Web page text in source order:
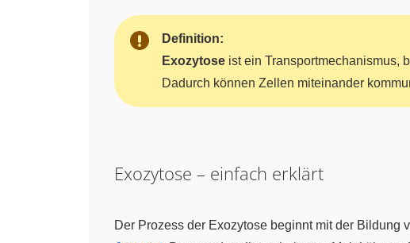
Definition:
Exozytose ist ein Transportmechanismus,
Dadurch können Zellen miteinander
Exozytose – einfach erklärt
Der Prozess der Exozytose beginnt mit der Bildung